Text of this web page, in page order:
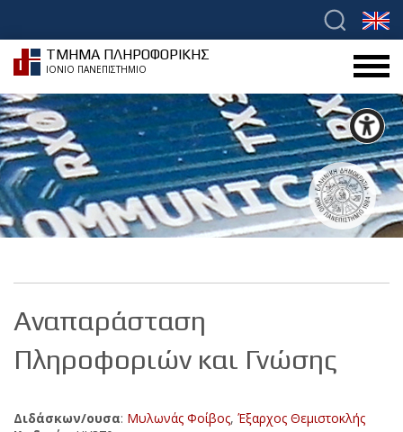
ΤΜΗΜΑ ΠΛΗΡΟΦΟΡΙΚΗΣ
ΙΟΝΙΟ ΠΑΝΕΠΙΣΤΗΜΙΟ
Αναπαράσταση
Πληροφοριών και Γνώσης
Διδάσκων/ουσα: Μυλωνάς Φοίβος, Έξαρχος Θεμιστοκλής